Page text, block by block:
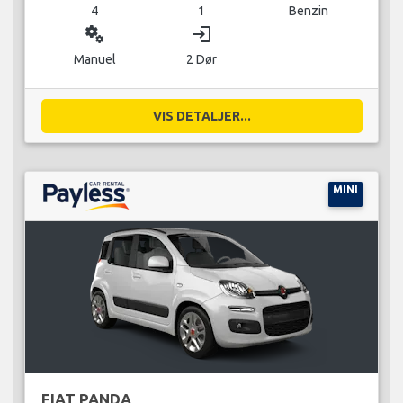
4 1 Benzin
miscellaneous_services
Manuel
login
2 Dør
VIS DETALJER...
MINI
FIAT PANDA